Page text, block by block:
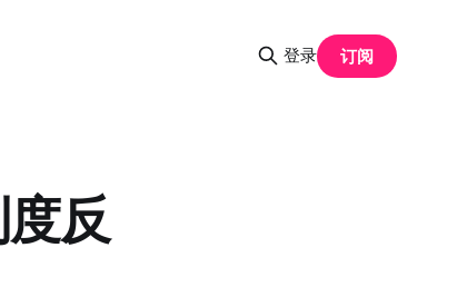
登录 订阅
反